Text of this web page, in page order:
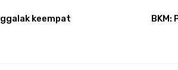
keempat
BKM: